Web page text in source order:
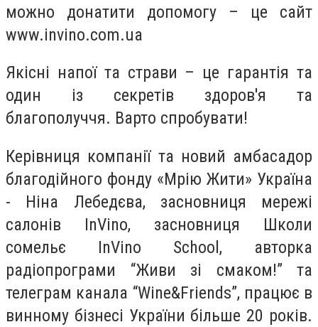
можно донатити допомогу – це сайт
www.invino.com.ua
Якісні напої та страви – це гарантія та
один із секретів здоров'я та
благополуччя. Варто спробувати!
Керівниця компанії та новий амбасадор
благодійного фонду «Мрію Жити» Україна
- Ніна Лебедєва, засновниця мережі
салонів InVino, засновниця Школи
сомельє InVino School, авторка
радіопрограми “Живи зі смаком!” та
телеграм канала “Wine&Friends”, працює в
винному бізнесі України більше 20 років.